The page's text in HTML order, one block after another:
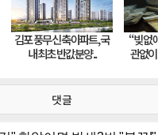
댓글